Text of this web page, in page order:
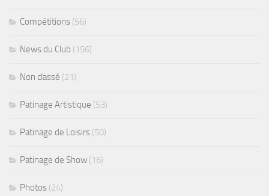
Compétitions (56)
News du Club (156)
Non classé (21)
Patinage Artistique (53)
Patinage de Loisirs (50)
Patinage de Show (16)
Photos (24)